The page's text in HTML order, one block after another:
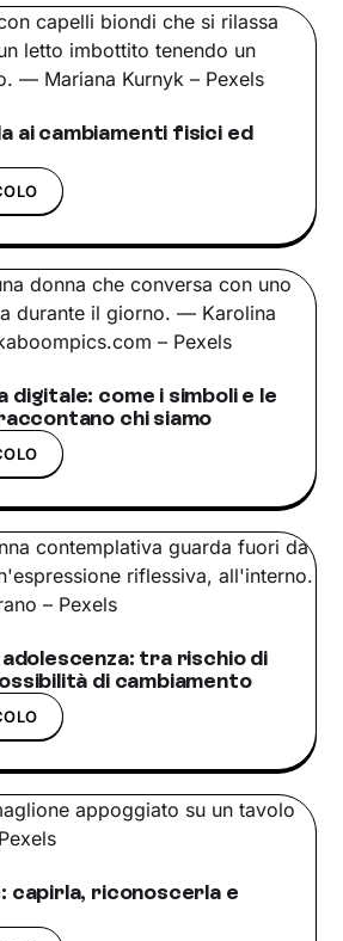
ai cambiamenti fisici ed
digitale: come i simboli e le
chi siamo
adolescenza: tra rischio di
di cambiamento
capirla, riconoscerla e